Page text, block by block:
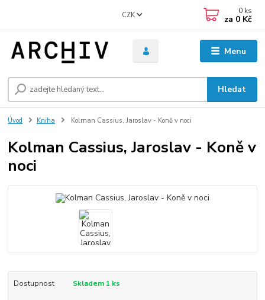
Menu
CZK
Hledat
0 ks
za 0 Kč
Úvod Kniha Kolman Cassius, Jaroslav - Koně v noci
Kolman Cassius, Jaroslav - Koně v
noci
Dostupnost Skladem 1 ks